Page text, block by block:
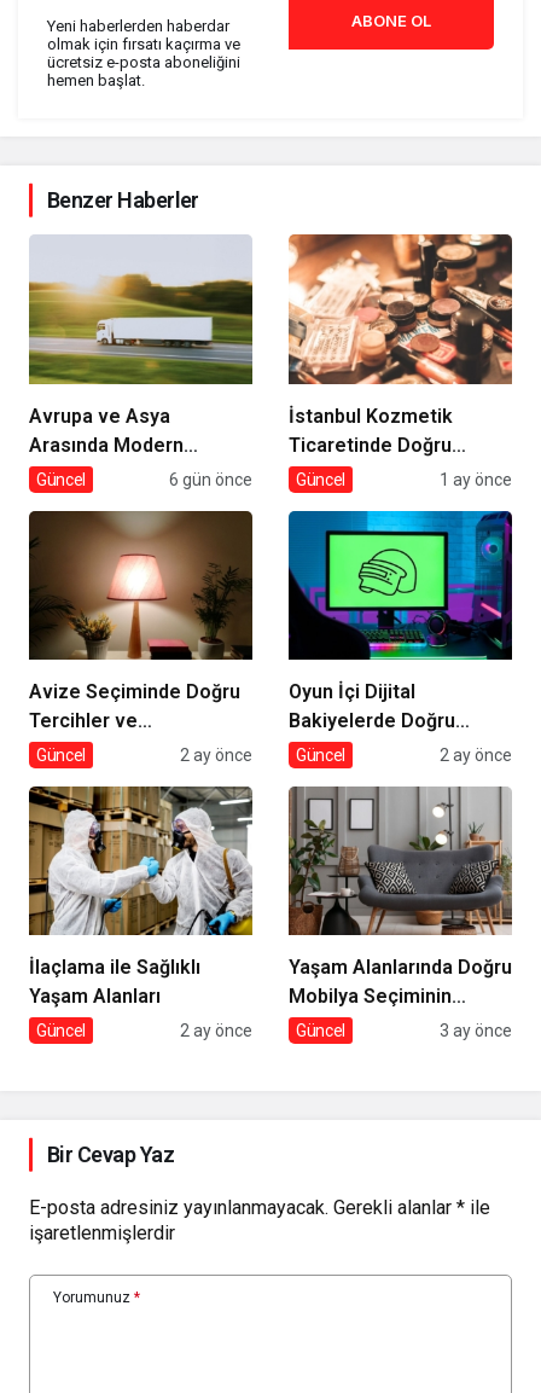
Yeni haberlerden haberdar
olmak için fırsatı kaçırma ve
ücretsiz e-posta aboneliğini
hemen başlat.
ABONE OL
Benzer Haberler
Avrupa ve Asya
Arasında Modern
Lojistik Çözümleri
Güncel 6 gün önce
İstanbul Kozmetik
Ticaretinde Doğru
Tedarik
Güncel 1 ay önce
Avize Seçiminde Doğru
Tercihler ve
Dekorasyona Etkisi
Güncel 2 ay önce
Oyun İçi Dijital
Bakiyelerde Doğru
Tercihler
Güncel 2 ay önce
İlaçlama ile Sağlıklı
Yaşam Alanları
Güncel 2 ay önce
Yaşam Alanlarında Doğru
Mobilya Seçiminin
İncelikleri
Güncel 3 ay önce
Bir Cevap Yaz
E-posta adresiniz yayınlanmayacak. Gerekli alanlar * ile
işaretlenmişlerdir
Yorumunuz *